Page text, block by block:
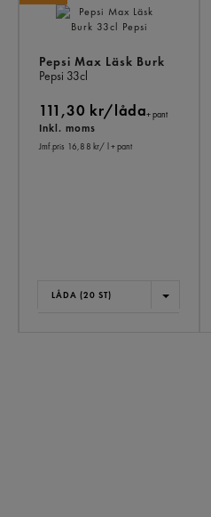
Pepsi Max Läsk Burk
Pepsi 33cl
111,30 kr/låda+ pant
Inkl. moms
Jmf.pris 16,88 kr/ l+ pant
LÅDA (20 ST)